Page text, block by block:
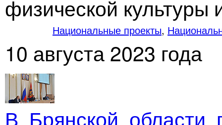
физической культуры
Национальные проекты,
10 августа 2023 года
В Брянской области